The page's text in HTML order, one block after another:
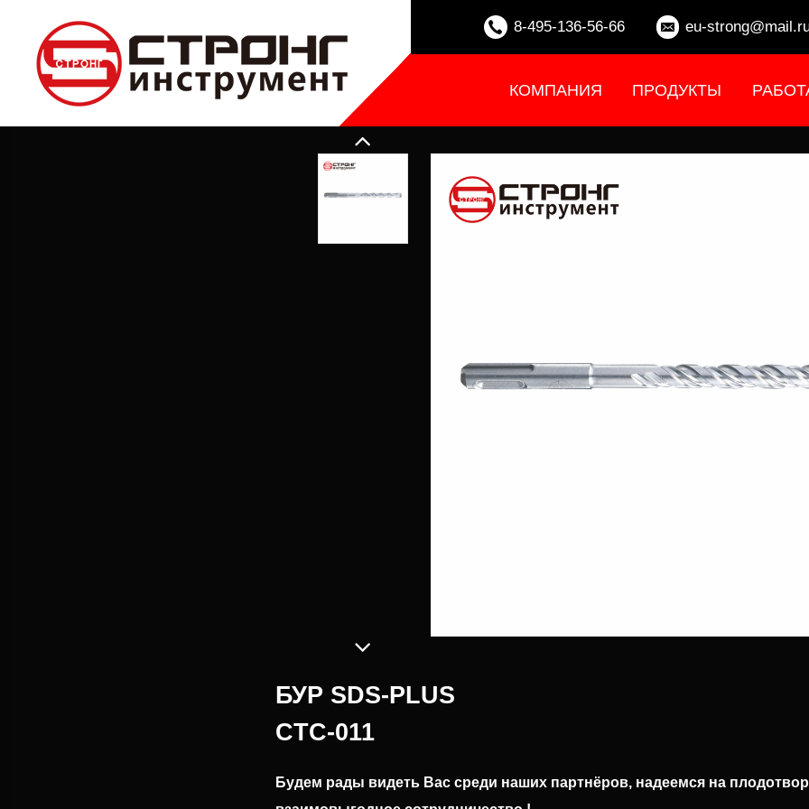
8-495-136-56-66 eu-
КОМПАНИЯ ПРОДУКТЫ
БУР SDS-PLUS
CTC-011
Будем рады видеть Вас среди наших партнёров, надеемся на